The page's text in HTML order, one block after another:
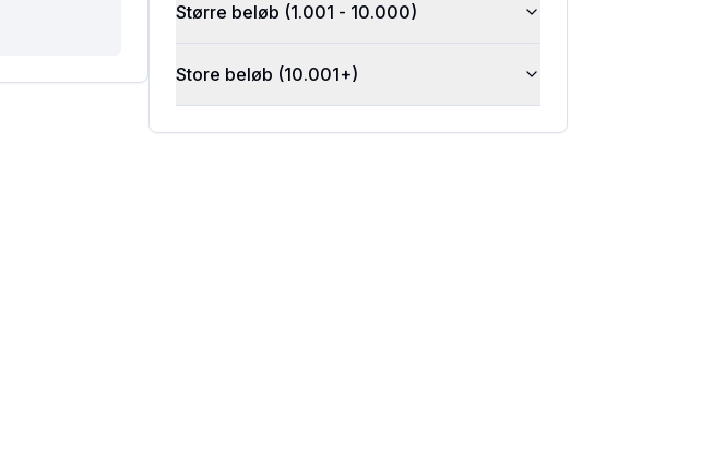
Større beløb (1.001 - 10.000)
Store beløb (10.001+)